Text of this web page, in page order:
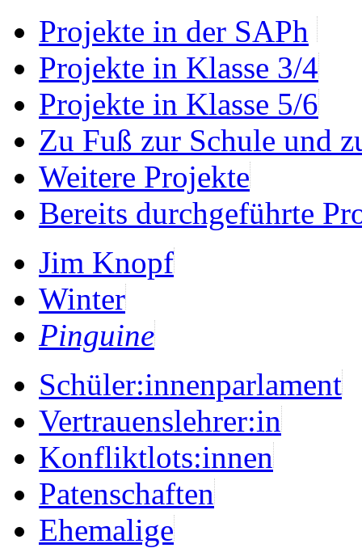
Projekte in der SAPh
Projekte in Klasse 3/4
Projekte in Klasse 5/6
Zu Fuß zur Schule und
Weitere Projekte
Bereits durchgeführte
Jim Knopf
Winter
Pinguine
Schüler:innenparlament
Vertrauenslehrer:in
Konfliktlots:innen
Patenschaften
Ehemalige